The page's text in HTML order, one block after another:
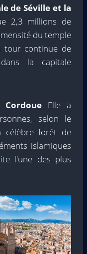
de Séville et la
2,3 millions de
du temple
tour continue de
la capitale
CordoueElle a
selon le
célèbre forêt de
islamiques
l'une des plus